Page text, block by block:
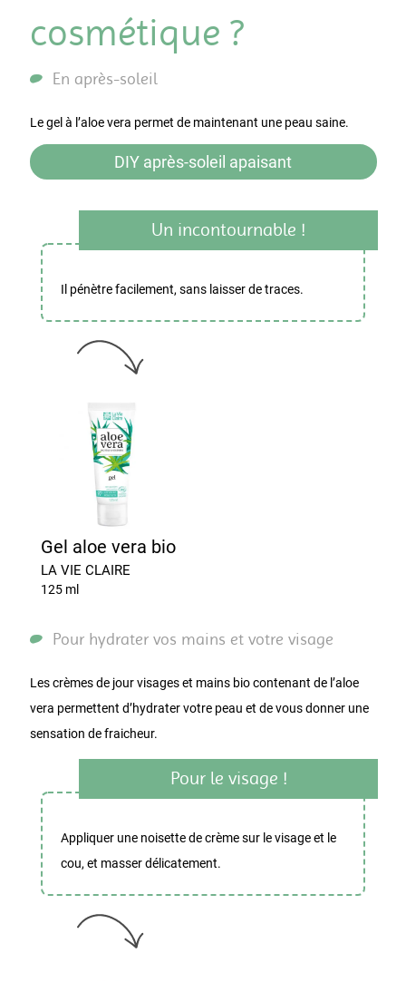
cosmétique ?
En après-soleil
Le gel à l’aloe vera permet de maintenant une peau saine.
DIY après-soleil apaisant
Un incontournable !
Il pénètre facilement, sans laisser de traces.
Gel aloe vera bio
LA VIE CLAIRE
125 ml
Pour hydrater vos mains et votre visage
Les crèmes de jour visages et mains bio contenant de l’aloe
vera permettent d’hydrater votre peau et de vous donner une
sensation de fraicheur.
Pour le visage !
Appliquer une noisette de crème sur le visage et le
cou, et masser délicatement.